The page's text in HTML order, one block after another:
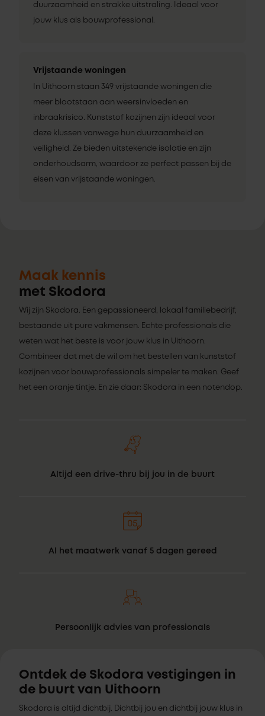
duurzaamheid en strakke uitstraling. Ideaal voor
jouw klus als bouwprofessional.
Vrijstaande woningen
In Uithoorn staan 349 vrijstaande woningen die
meer blootstaan aan weersinvloeden en
inbraakrisico. Kunststof kozijnen zijn ideaal voor
deze klussen vanwege hun duurzaamheid en
veiligheid. Ze bieden uitstekende isolatie en zijn
onderhoudsarm, waardoor ze perfect passen bij de
eisen van vrijstaande woningen.
Maak kennis
met Skodora
Wij zijn Skodora. Een gepassioneerd, lokaal familiebedrijf,
bestaande uit pure vakmensen. Echte professionals die
weten wat het beste is voor jouw klus in Uithoorn.
Combineer dat met de wil om het bestellen van kunststof
kozijnen voor bouwprofessionals simpeler te maken. Geef
het een oranje tintje. En zie daar: Skodora in een notendop.
Altijd een drive-thru bij jou in de buurt
Al het maatwerk vanaf 5 dagen gereed
Persoonlijk advies van professionals
Ontdek de Skodora vestigingen in
de buurt van Uithoorn
Skodora is altijd dichtbij. Dichtbij jou en dichtbij jouw klus in